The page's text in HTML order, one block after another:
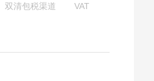
税号才能正常销售商
双清包税渠道
VAT